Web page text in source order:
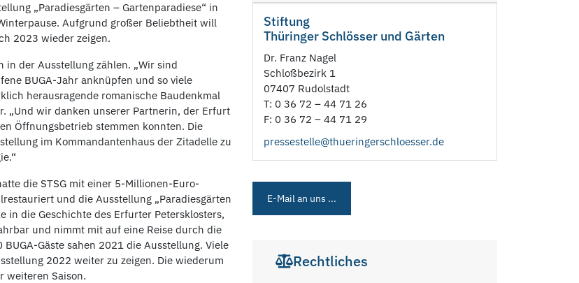
„Paradiesgärten – Gartenparadiese“ in
Aufgrund großer Beliebtheit will
2023 wieder zeigen.
in der Ausstellung zählen. „Wir sind
BUGA-Jahr anknüpfen und so viele
herausragende romanische Baudenkmal
„Und wir danken unserer Partnerin, der Erfurt
Öffnungsbetrieb stemmen konnten. Die
im Kommandantenhaus der Zitadelle zu
die STSG mit einer 5-Millionen-Euro-
und die Ausstellung „Paradiesgärten
in die Geschichte des Erfurter Petersklosters,
und nimmt mit auf eine Reise durch die
Gäste sahen 2021 die Ausstellung. Viele
2022 weiter zu zeigen. Die wiederum
weiteren Saison.
Stiftung
Thüringer Schlösser und Gärten
Dr. Franz Nagel
Schloßbezirk 1
07407 Rudolstadt
T: 0 36 72 – 44 71 26
F: 0 36 72 – 44 71 29
pressestelle@thueringerschloesser.de
E-Mail an uns ...
Rechtliches